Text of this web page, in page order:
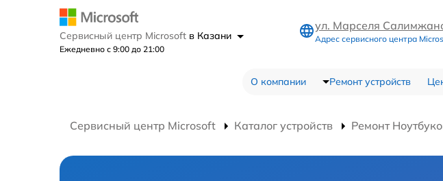
Сервисный центр Microsoft в Казани
Ежедневно с 9:00 до 21:00
ул. Марселя
Адрес сервисного центра
О компании Ремонт устройств
Сервисный центр Microsoft Каталог устройств Ремонт